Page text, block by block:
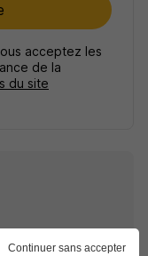
acceptez les
de la
du site
Continuer sans accepter